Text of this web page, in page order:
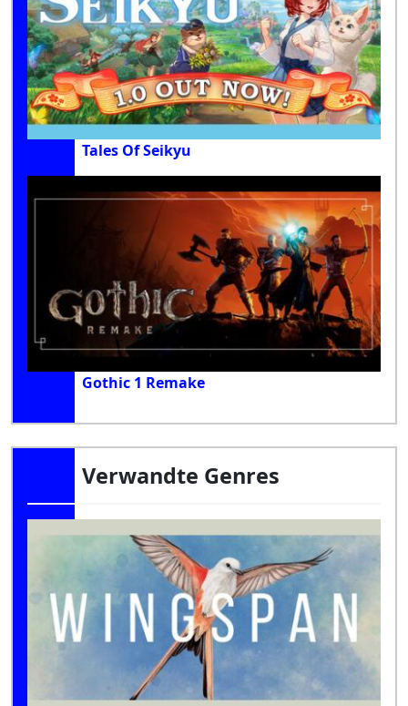
Tales Of Seikyu
Gothic 1 Remake
Verwandte Genres